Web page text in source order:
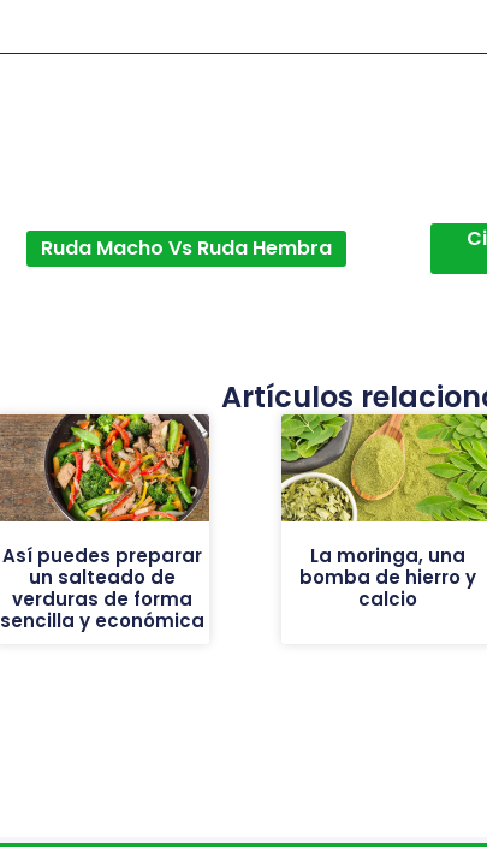
Ruda Macho Vs Ruda Hembra
Artículos
Así puedes preparar
un salteado de
verduras de forma
sencilla y económica
La moringa, una
bomba de hierro y
calcio